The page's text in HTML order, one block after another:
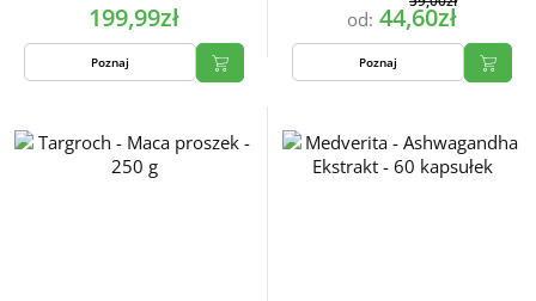
199,99zł
Poznaj
od: 44,60zł
Poznaj